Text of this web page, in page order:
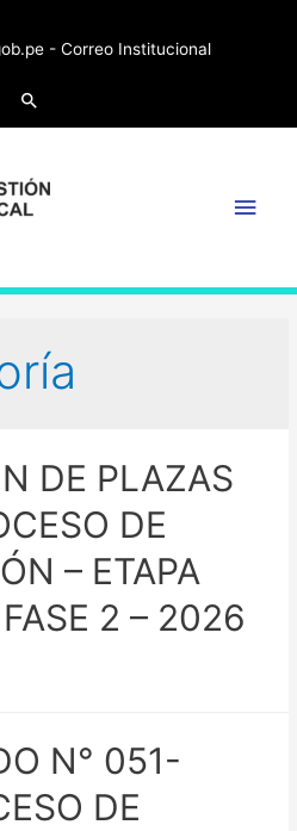
- Correo Institucional
Search
Main
DE PLAZAS
DE
– ETAPA
2 – 2026
N° 051-
DE